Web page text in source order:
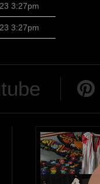
3:27pm
3:27pm